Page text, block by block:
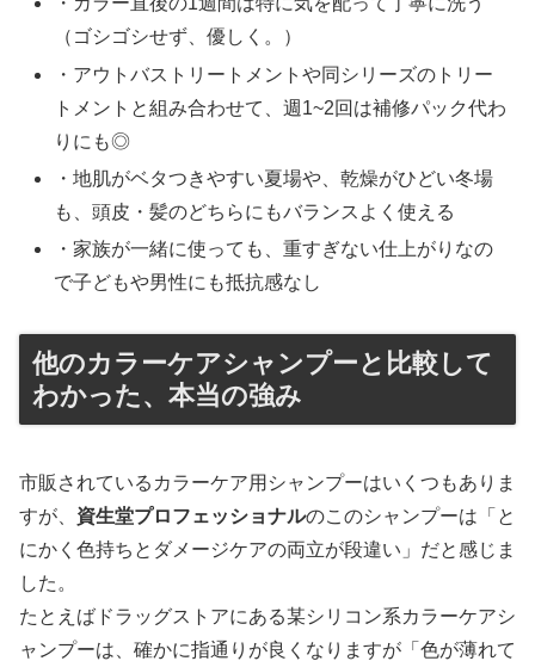
（ゴシゴシせず、優しく。）
・アウトバストリートメントや同シリーズのトリー
トメントと組み合わせて、週1~2回は補修パック代わ
りにも◎
・地肌がベタつきやすい夏場や、乾燥がひどい冬場
も、頭皮・髪のどちらにもバランスよく使える
・家族が一緒に使っても、重すぎない仕上がりなの
で子どもや男性にも抵抗感なし
他のカラーケアシャンプーと比較して
わかった、本当の強み
市販されているカラーケア用シャンプーはいくつもありま
すが、 資生堂プロフェッショナルのこのシャンプーは「と
にかく色持ちとダメージケアの両立が段違い」だと感じま
した。
たとえばドラッグストアにある某シリコン系カラーケアシ
ャンプーは、確かに指通りが良くなりますが「色が薄れて